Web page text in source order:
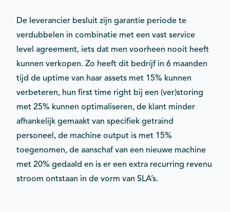
De leverancier besluit zijn garantie periode te
verdubbelen in combinatie met een vast service
level agreement, iets dat men voorheen nooit heeft
kunnen verkopen. Zo heeft dit bedrijf in 6 maanden
tijd de uptime van haar assets met 15% kunnen
verbeteren, hun first time right bij een (ver)storing
met 25% kunnen optimaliseren, de klant minder
afhankelijk gemaakt van specifiek getraind
personeel, de machine output is met 15%
toegenomen, de aanschaf van een nieuwe machine
met 20% gedaald en is er een extra recurring revenu
stroom ontstaan in de vorm van SLA’s.